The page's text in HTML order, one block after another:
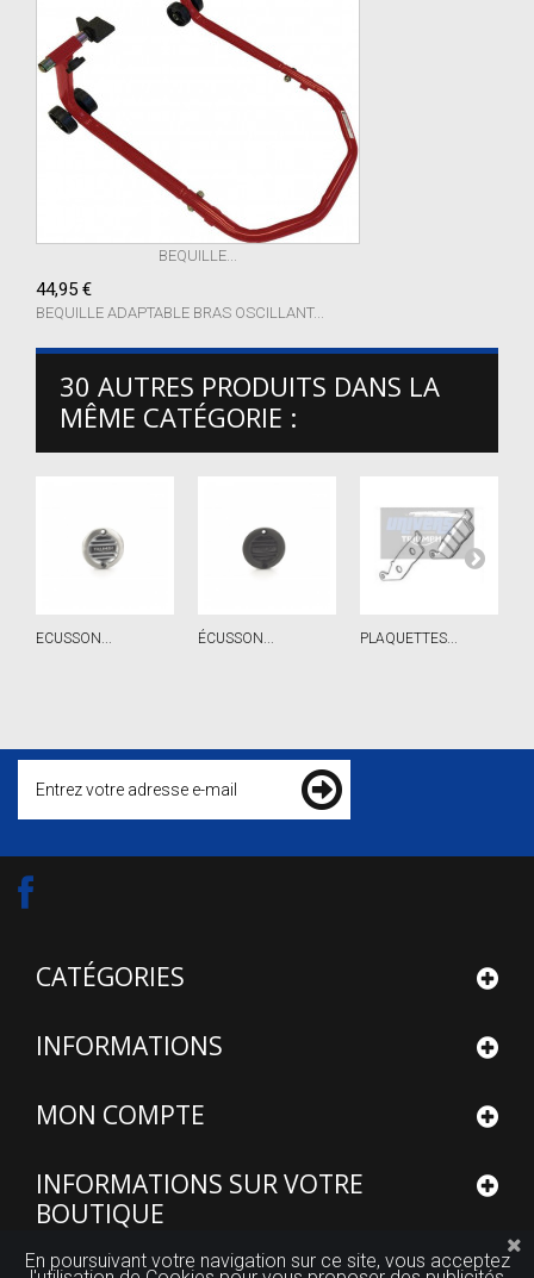
BEQUILLE...
44,95 €
BEQUILLE ADAPTABLE BRAS OSCILLANT...
30 AUTRES PRODUITS DANS LA
MÊME CATÉGORIE :
ECUSSON... ÉCUSSON... PLAQUETTES...
CATÉGORIES
INFORMATIONS
MON COMPTE
INFORMATIONS SUR VOTRE
BOUTIQUE
En poursuivant votre navigation sur ce site, vous acceptez